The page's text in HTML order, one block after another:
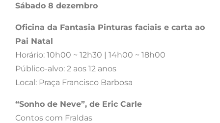
Sábado 8 dezembro
Oficina da Fantasia Pinturas faciais e carta ao
Pai Natal
Horário: 10h00 ~ 12h30 | 14h00 ~ 18h00
Público-alvo: 2 aos 12 anos
Local: Praça Francisco Barbosa
“Sonho de Neve”, de Eric Carle
Contos com Fraldas